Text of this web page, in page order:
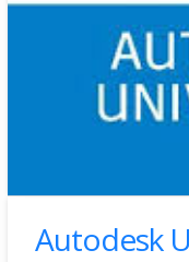
Autodesk